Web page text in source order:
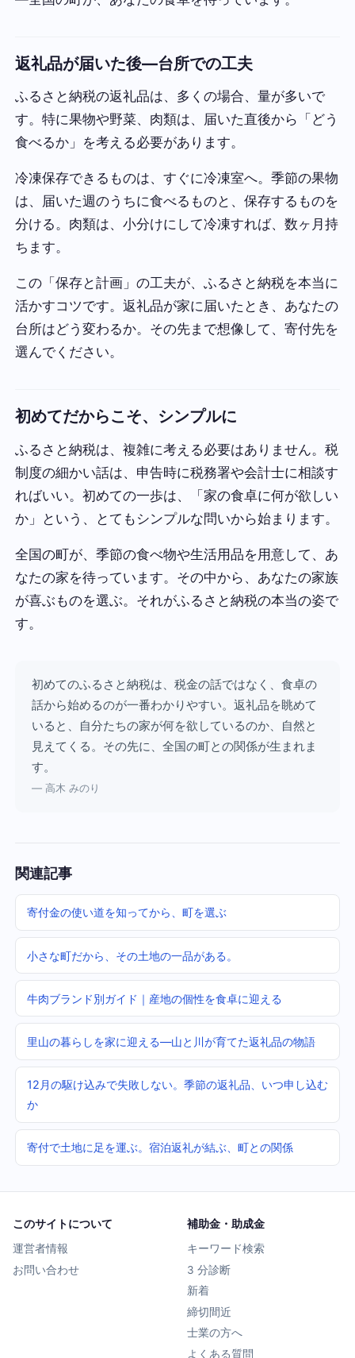
返礼品が届いた後—台所での工夫
ふるさと納税の返礼品は、多くの場合、量が多いで
す。特に果物や野菜、肉類は、届いた直後から「どう
食べるか」を考える必要があります。
冷凍保存できるものは、すぐに冷凍室へ。季節の果物
は、届いた週のうちに食べるものと、保存するものを
分ける。肉類は、小分けにして冷凍すれば、数ヶ月持
ちます。
この「保存と計画」の工夫が、ふるさと納税を本当に
活かすコツです。返礼品が家に届いたとき、あなたの
台所はどう変わるか。その先まで想像して、寄付先を
選んでください。
初めてだからこそ、シンプルに
ふるさと納税は、複雑に考える必要はありません。税
制度の細かい話は、申告時に税務署や会計士に相談す
ればいい。初めての一歩は、「家の食卓に何が欲しい
か」という、とてもシンプルな問いから始まります。
全国の町が、季節の食べ物や生活用品を用意して、あ
なたの家を待っています。その中から、あなたの家族
が喜ぶものを選ぶ。それがふるさと納税の本当の姿で
す。
初めてのふるさと納税は、税金の話ではなく、食卓の
話から始めるのが一番わかりやすい。返礼品を眺めて
いると、自分たちの家が何を欲しているのか、自然と
見えてくる。その先に、全国の町との関係が生まれま
す。
— 高木 みのり
関連記事
寄付金の使い道を知ってから、町を選ぶ
小さな町だから、その土地の一品がある。
牛肉ブランド別ガイド｜産地の個性を食卓に迎える
里山の暮らしを家に迎える—山と川が育てた返礼品の物語
12月の駆け込みで失敗しない。季節の返礼品、いつ申し込む
か
寄付で土地に足を運ぶ。宿泊返礼が結ぶ、町との関係
このサイトについて
運営者情報
お問い合わせ
補助金・助成金
キーワード検索
3 分診断
新着
締切間近
士業の方へ
よくある質問